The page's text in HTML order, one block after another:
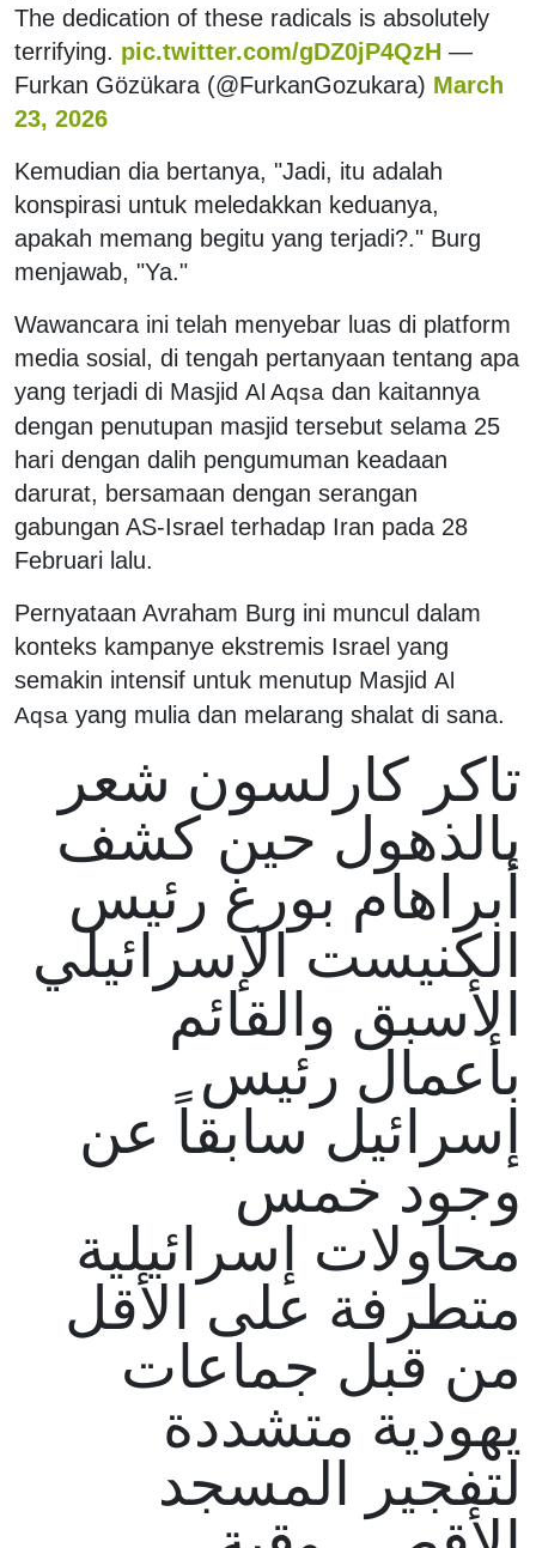
The dedication of these radicals is absolutely
terrifying. pic.twitter.com/gDZ0jP4QzH —
Furkan Gözükara (@FurkanGozukara) March
23, 2026
Kemudian dia bertanya, "Jadi, itu adalah
konspirasi untuk meledakkan keduanya,
apakah memang begitu yang terjadi?." Burg
menjawab, "Ya."
Wawancara ini telah menyebar luas di platform
media sosial, di tengah pertanyaan tentang apa
yang terjadi di Masjid Al Aqsa dan kaitannya
dengan penutupan masjid tersebut selama 25
hari dengan dalih pengumuman keadaan
darurat, bersamaan dengan serangan
gabungan AS-Israel terhadap Iran pada 28
Februari lalu.
Pernyataan Avraham Burg ini muncul dalam
konteks kampanye ekstremis Israel yang
semakin intensif untuk menutup Masjid Al
Aqsa yang mulia dan melarang shalat di sana.
تاكر كارلسون شعر
بالذهول حين كشف
أبراهام بورغ رئيس
الكنيست الإسرائيلي
الأسبق والقائم
بأعمال رئيس
إسرائيل سابقاً عن
وجود خمس
محاولات إسرائيلية
متطرفة على الأقل
من قبل جماعات
يهودية متشددة
لتفجير المسجد